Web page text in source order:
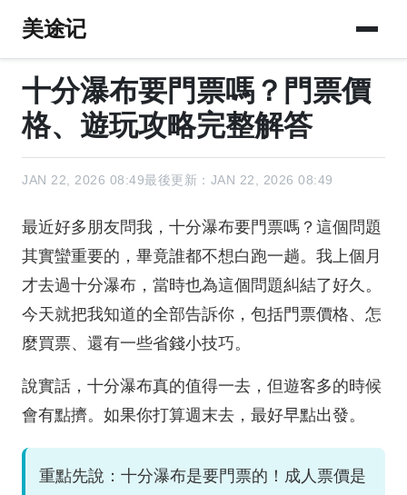
美途记
十分瀑布要門票嗎？門票價
格、遊玩攻略完整解答
JAN 22, 2026 08:49最後更新：JAN 22, 2026 08:49
最近好多朋友問我，十分瀑布要門票嗎？這個問題
其實蠻重要的，畢竟誰都不想白跑一趟。我上個月
才去過十分瀑布，當時也為這個問題糾結了好久。
今天就把我知道的全部告訴你，包括門票價格、怎
麼買票、還有一些省錢小技巧。
說實話，十分瀑布真的值得一去，但遊客多的時候
會有點擠。如果你打算週末去，最好早點出發。
重點先說：十分瀑布是要門票的！成人票價是